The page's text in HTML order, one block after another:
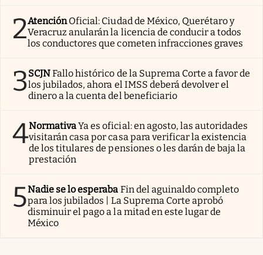
2AtenciónOficial: Ciudad de México, Querétaro y
Veracruz anularán la licencia de conducir a todos
los conductores que cometen infracciones graves
3SCJNFallo histórico de la Suprema Corte a favor de
los jubilados, ahora el IMSS deberá devolver el
dinero a la cuenta del beneficiario
4NormativaYa es oficial: en agosto, las autoridades
visitarán casa por casa para verificar la existencia
de los titulares de pensiones o les darán de baja la
prestación
5Nadie se lo esperaba Fin del aguinaldo completo
para los jubilados | La Suprema Corte aprobó
disminuir el pago a la mitad en este lugar de
México